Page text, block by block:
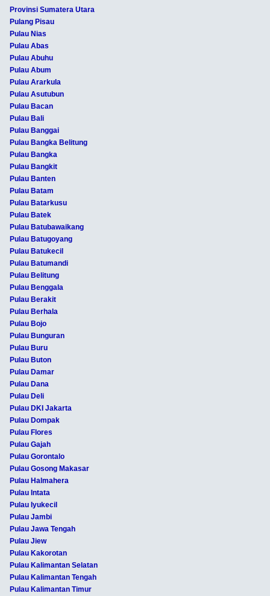
Provinsi Sumatera Utara
Pulang Pisau
Pulau Nias
Pulau Abas
Pulau Abuhu
Pulau Abum
Pulau Ararkula
Pulau Asutubun
Pulau Bacan
Pulau Bali
Pulau Banggai
Pulau Bangka Belitung
Pulau Bangka
Pulau Bangkit
Pulau Banten
Pulau Batam
Pulau Batarkusu
Pulau Batek
Pulau Batubawaikang
Pulau Batugoyang
Pulau Batukecil
Pulau Batumandi
Pulau Belitung
Pulau Benggala
Pulau Berakit
Pulau Berhala
Pulau Bojo
Pulau Bunguran
Pulau Buru
Pulau Buton
Pulau Damar
Pulau Dana
Pulau Deli
Pulau DKI Jakarta
Pulau Dompak
Pulau Flores
Pulau Gajah
Pulau Gorontalo
Pulau Gosong Makasar
Pulau Halmahera
Pulau Intata
Pulau Iyukecil
Pulau Jambi
Pulau Jawa Tengah
Pulau Jiew
Pulau Kakorotan
Pulau Kalimantan Selatan
Pulau Kalimantan Tengah
Pulau Kalimantan Timur